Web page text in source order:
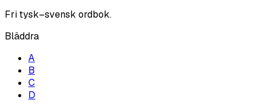
Fri tysk–svensk ordbok.
Bläddra
A
B
C
D